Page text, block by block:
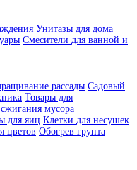
Унитазы для дома
Смесители для ванной и
рассады Садовый
Товары для
мусора
для яиц Клетки для несушек
цветов Обогрев грунта